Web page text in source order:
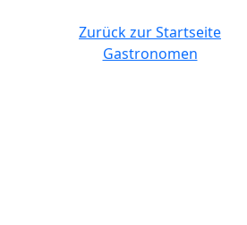
Zurück zur Startseite
Gastronomen